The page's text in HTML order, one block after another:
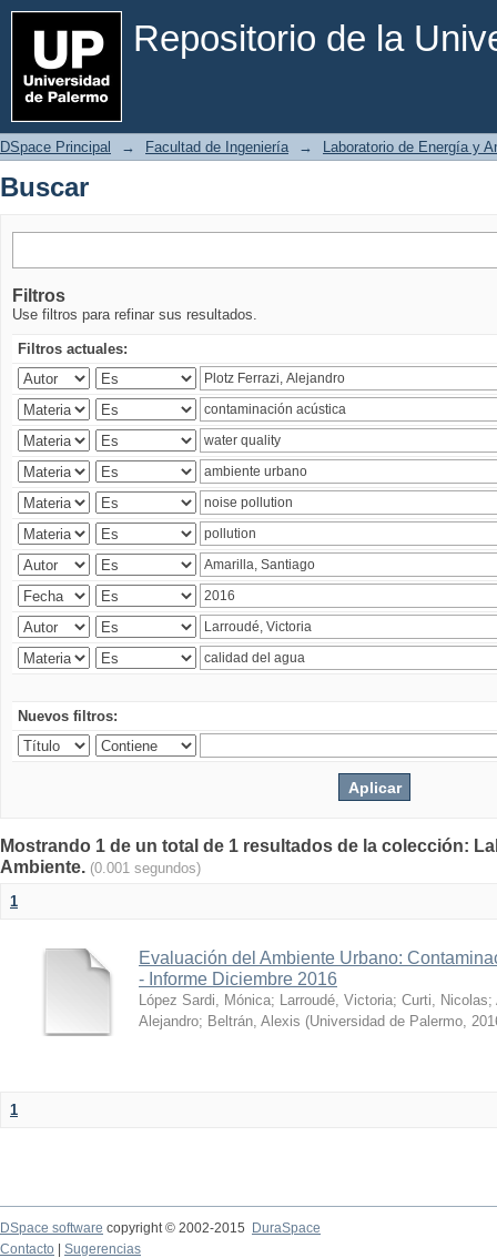
Repositorio de la
Buscar
DSpace Principal → Facultad de Ingeniería → Laboratorio de Energía y
Buscar
Filtros
Use filtros para refinar sus resultados.
Filtros actuales:
Nuevos filtros:
Mostrando 1 de un total de 1 resultados de la colección:
Ambiente. (0.001 segundos)
1
Evaluación del Ambiente Urbano:
- Informe Diciembre 2016
López Sardi, Mónica; Larroudé, Victoria; Curti, Nicolas;
Alejandro; Beltrán, Alexis (Universidad de Palermo,
1
DSpace software copyright © 2002-2015
DuraSpace
Contacto
Sugerencias